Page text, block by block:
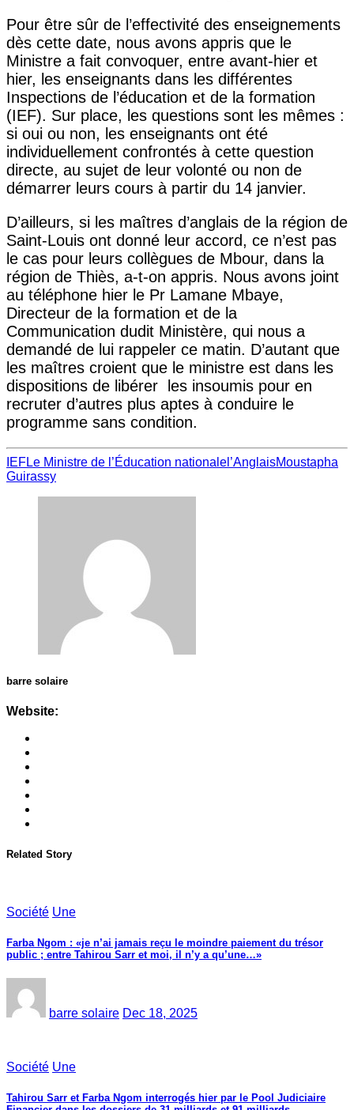
Pour être sûr de l’effectivité des enseignements
dès cette date, nous avons appris que le
Ministre a fait convoquer, entre avant-hier et
hier, les enseignants dans les différentes
Inspections de l’éducation et de la formation
(IEF). Sur place, les questions sont les mêmes :
si oui ou non, les enseignants ont été
individuellement confrontés à cette question
directe, au sujet de leur volonté ou non de
démarrer leurs cours à partir du 14 janvier.
D’ailleurs, si les maîtres d’anglais de la région de
Saint-Louis ont donné leur accord, ce n’est pas
le cas pour leurs collègues de Mbour, dans la
région de Thiès, a-t-on appris. Nous avons joint
au téléphone hier le Pr Lamane Mbaye,
Directeur de la formation et de la
Communication dudit Ministère, qui nous a
demandé de lui rappeler ce matin. D’autant que
les maîtres croient que le ministre est dans les
dispositions de libérer les insoumis pour en
recruter d’autres plus aptes à conduire le
programme sans condition.
IEFLe Ministre de l’Éducation nationale l’AnglaisMoustapha
Guirassy
barre solaire
Website:
Related Story
Société Une
Farba Ngom : «je n’ai jamais reçu le moindre paiement du trésor
public ; entre Tahirou Sarr et moi, il n’y a qu’une…»
barre solaire Dec 18, 2025
Société Une
Tahirou Sarr et Farba Ngom interrogés hier par le Pool Judiciaire